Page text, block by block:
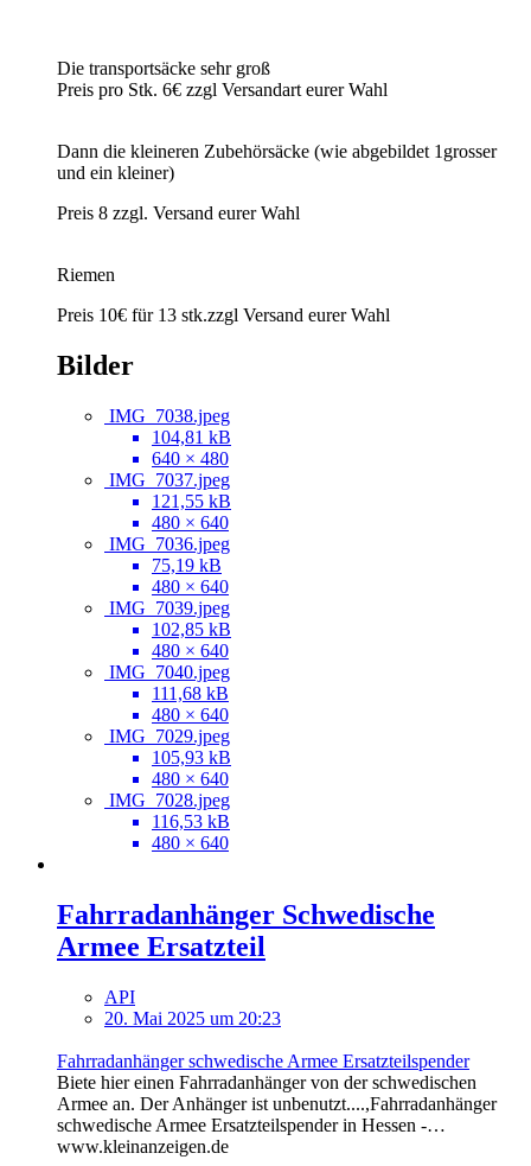
Die transportsäcke sehr groß
Preis pro Stk. 6€ zzgl Versandart eurer Wahl
Dann die kleineren Zubehörsäcke (wie abgebildet 1grosser
und ein kleiner)
Preis 8 zzgl. Versand eurer Wahl
Riemen
Preis 10€ für 13 stk.zzgl Versand eurer Wahl
Bilder
IMG_7038.jpeg
104,81 kB
640 × 480
IMG_7037.jpeg
121,55 kB
480 × 640
IMG_7036.jpeg
75,19 kB
480 × 640
IMG_7039.jpeg
102,85 kB
480 × 640
IMG_7040.jpeg
111,68 kB
480 × 640
IMG_7029.jpeg
105,93 kB
480 × 640
IMG_7028.jpeg
116,53 kB
480 × 640
Fahrradanhänger Schwedische
Armee Ersatzteil
API
20. Mai 2025 um 20:23
Fahrradanhänger schwedische Armee Ersatzteilspender
Biete hier einen Fahrradanhänger von der schwedischen
Armee an. Der Anhänger ist unbenutzt....,Fahrradanhänger
schwedische Armee Ersatzteilspender in Hessen -…
www.kleinanzeigen.de